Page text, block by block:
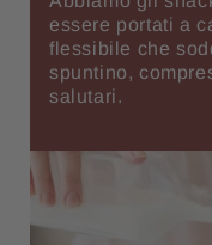
essere portati a
flessibile che
spuntino,
salutari.